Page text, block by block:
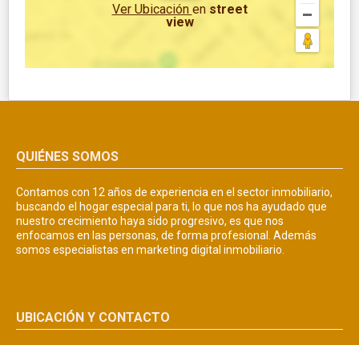
Ver Ubicación en street
view
QUIÉNES SOMOS
Contamos con 12 años de experiencia en el sector inmobiliario,
buscando el hogar especial para ti, lo que nos ha ayudado que
nuestro crecimiento haya sido progresivo, es que nos
enfocamos en las personas, de forma profesional. Además
somos especialistas en marketing digital inmobiliario.
UBICACIÓN Y CONTACTO